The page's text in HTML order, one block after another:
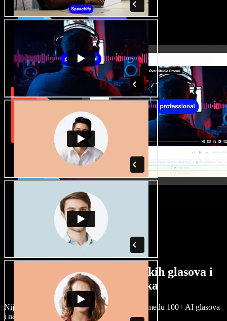
Veliki izbor muških i ženskih glasova i
raznih naglasaka
Nijedan projekt ne mora zvučati isto. Birajte među 100+ AI glasova
i naglasaka i prilagodite ih sebi.